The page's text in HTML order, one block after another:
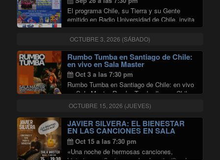
El programa Chile, su Tierra y su Gente
emitido en Radio Universidad de Chile, invita
a ser parte del “Encuentro de Culturas”, un
contrapunto entre los cantos y danzas de
Chiloé y el canto campesino …
Continuar leyendo "Encuentro de Culturas"
OCTUBRE 3, 2026 (SÁBADO)
Rumbo Tumba en Santiago de Chile:
en vivo en Sala Master
Oct 3 a las 7:30 pm
Rumbo Tumba en Santiago de Chile: en vivo
en Sala Master Rumbo Tumba llega a Chile
en el marco de su Gira Mundial 2026 para
presentar por primera vez su último
disco Cordillera Latiendo, en lo …
Continuar leyendo"Rumbo Tumba en Santiago de
OCTUBRE 15, 2026 (JUEVES)
JAVIER SILVERA: EL BIENESTAR
EN LAS CANCIONES EN SALA
MASTER
Oct 15 a las 7:30 pm
«Una noche de hermosas canciones,